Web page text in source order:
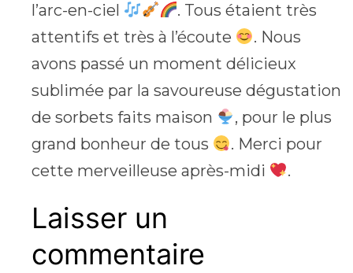
l’arc-en-ciel
. Tous étaient très
attentifs et très à l’écoute
. Nous
avons passé un moment délicieux
sublimée par la savoureuse dégustation
de sorbets faits maison
, pour le plus
grand bonheur de tous
. Merci pour
cette merveilleuse après-midi
.
Laisser un
commentaire